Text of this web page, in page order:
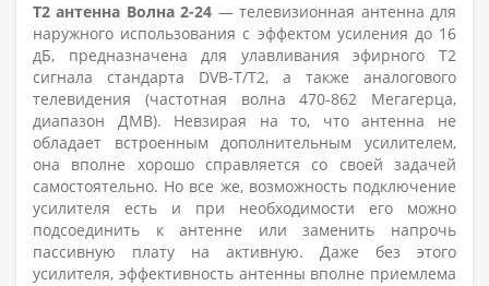
Т2 антенна Волна 2-24 — телевизионная антенна для
наружного использования с эффектом усиления до 16
дБ, предназначена для улавливания эфирного Т2
сигнала стандарта DVB-T/T2, а также аналогового
телевидения (частотная волна 470-862 Мегагерца,
диапазон ДМВ). Невзирая на то, что антенна не
обладает встроенным дополнительным усилителем,
она вполне хорошо справляется со своей задачей
самостоятельно. Но все же, возможность подключение
усилителя есть и при необходимости его можно
подсоединить к антенне или заменить напрочь
пассивную плату на активную. Даже без этого
усилителя, эффективность антенны вполне приемлема